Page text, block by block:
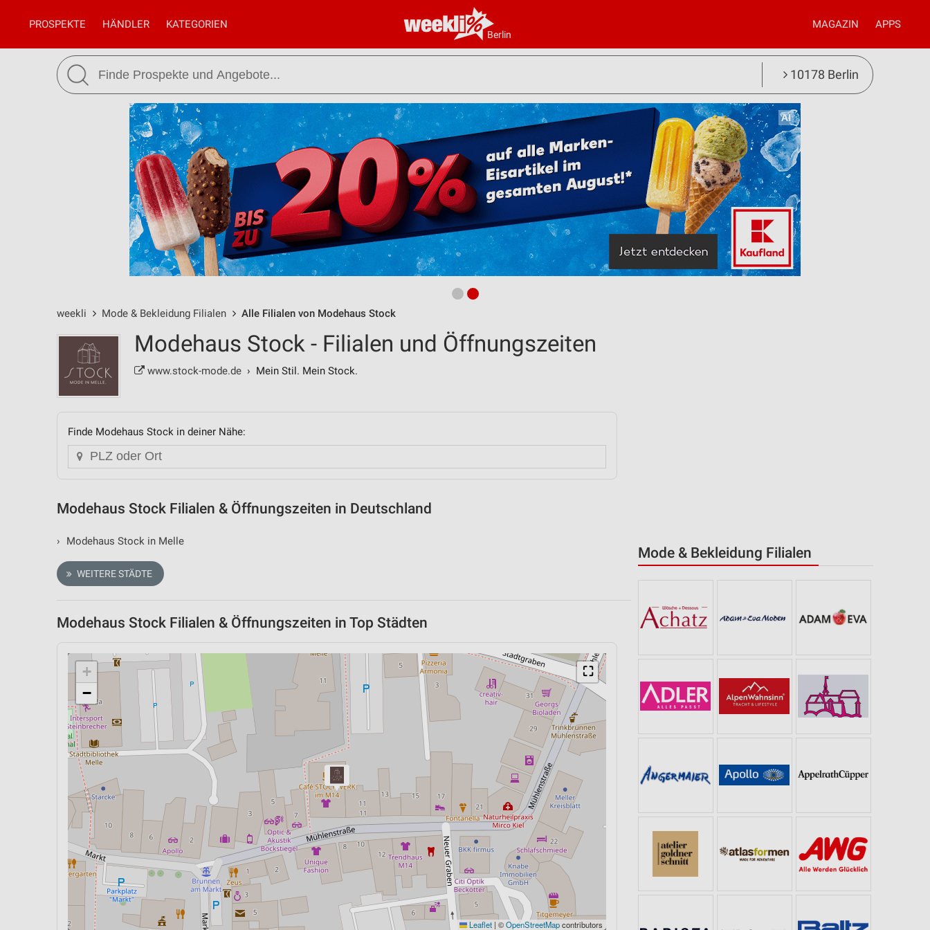
Berlin
PROSPEKTE HÄNDLER KATEGORIEN MAGAZIN APPS
10178 Berlin
weekli Mode & Bekleidung Filialen Alle Filialen von Modehaus Stock
Mode & Bekleidung Filialen
Modehaus Stock - Filialen und Öffnungszeiten
www.stock-mode.de › Mein Stil. Mein Stock.
Finde Modehaus Stock in deiner Nähe:
Modehaus Stock Filialen & Öffnungszeiten in Deutschland
› Modehaus Stock in Melle
WEITERE STÄDTE
Modehaus Stock Filialen & Öffnungszeiten in Top Städten
⛶
+
−
Leaflet | ©OpenStreetMapcontributors